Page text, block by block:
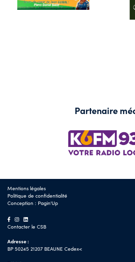
Partenaire
Mentions légales
Politique de confidentialité
Conception : Pagin'Up
Contacter le CSB
Adresse :
BP 50245 21207 BEAUNE Cedex<